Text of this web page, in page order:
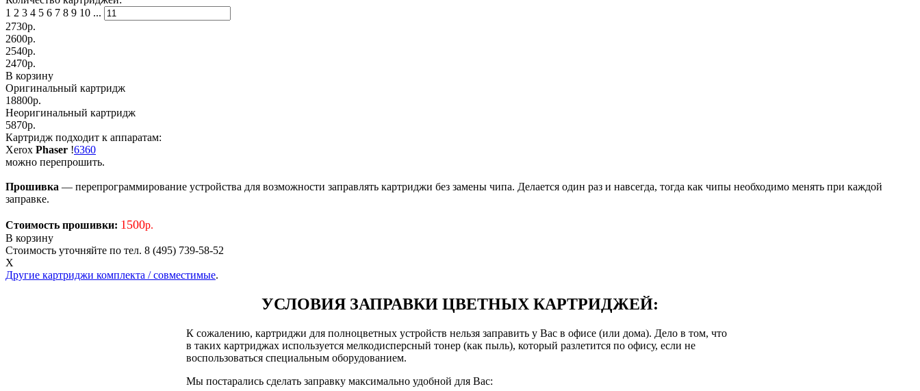
1 2 3 4 5 6 7 8 9 10 ...
2730р.
2600р.
2540р.
2470р.
В корзину
Оригинальный картридж
18800р.
Неоригинальный картридж
5870р.
Картридж подходит к аппаратам:
Xerox Phaser !6360
можно перепрошить.
Прошивка — перепрограммирование устройства для возможности заправлять картриджи без замены чипа. Делается один раз и навсегда, тогда как чипы необходимо менять при каждой
заправке.
Стоимость прошивки: 1500р.
В корзину
Стоимость уточняйте по тел. 8 (495) 739-58-52
X
Другие картриджи комплекта / совместимые.
УСЛОВИЯ ЗАПРАВКИ ЦВЕТНЫХ КАРТРИДЖЕЙ:
К сожалению, картриджи для полноцветных устройств нельзя заправить у Вас в офисе (или дома). Дело в том, что
в таких картриджах используется мелкодисперсный тонер (как пыль), который разлетится по офису, если не
воспользоваться специальным оборудованием.
Мы постарались сделать заправку максимально удобной для Вас: